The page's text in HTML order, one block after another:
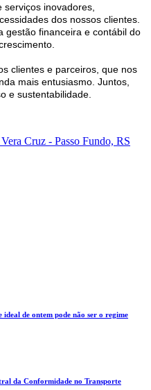
inovadores,
dos nossos clientes.
gestão financeira e contábil do
clientes e parceiros, que nos
mais entusiasmo. Juntos,
e sustentabilidade.
Cruz - Passo Fundo, RS
de ontem pode não ser o regime
da Conformidade no Transporte